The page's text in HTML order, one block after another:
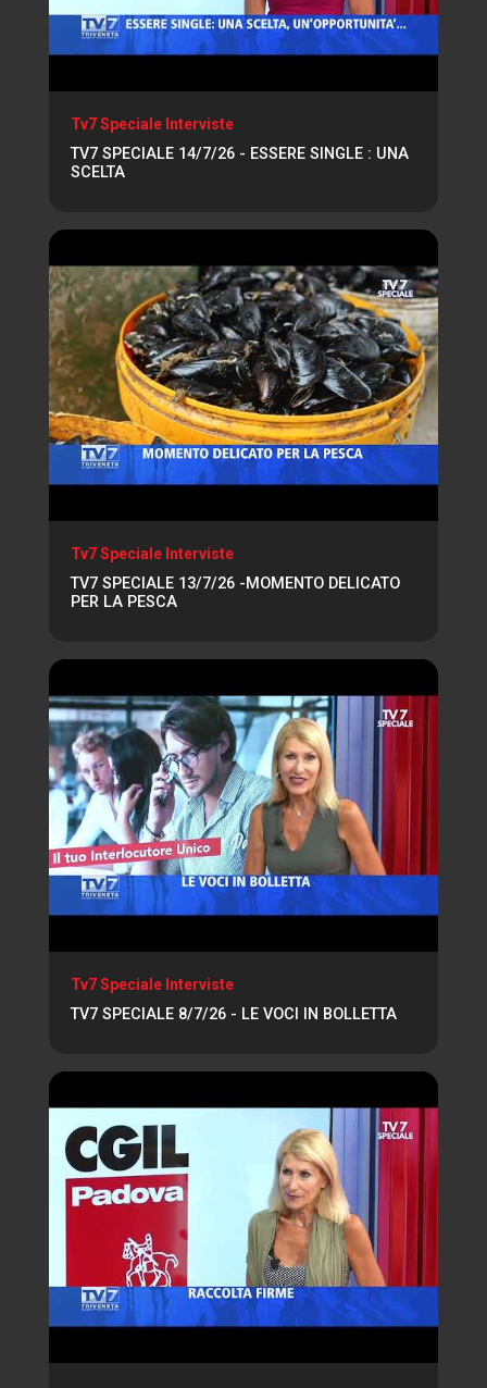
Tv7 Speciale Interviste
TV7 SPECIALE 14/7/26 - ESSERE SINGLE : UNA
SCELTA
Tv7 Speciale Interviste
TV7 SPECIALE 13/7/26 -MOMENTO DELICATO
PER LA PESCA
Tv7 Speciale Interviste
TV7 SPECIALE 8/7/26 - LE VOCI IN BOLLETTA